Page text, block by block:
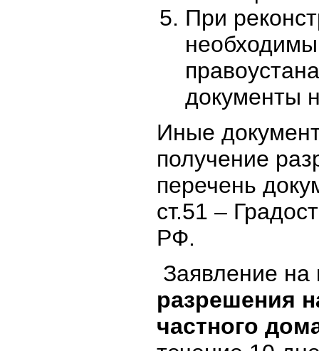
При
необходимы
документы
Иные
получение
перечень
ст.51 –
РФ.
Заявление на
разрешения
частного